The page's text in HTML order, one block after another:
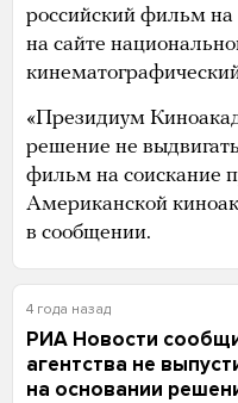
российский фильм на
на сайте
«Президиум
решение не
фильм на соискание
Американской
в сообщении.
4 года назад
РИА Новости
агентства не
на основании